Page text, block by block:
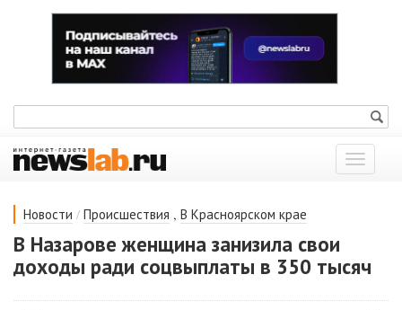
Показать
меню
Новости / Происшествия , В Красноярском крае
В Назарове женщина занизила свои
доходы ради соцвыплаты в 350 тысяч